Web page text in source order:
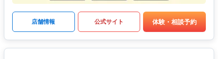
店舗情報 公式サイト 体験・相談予約